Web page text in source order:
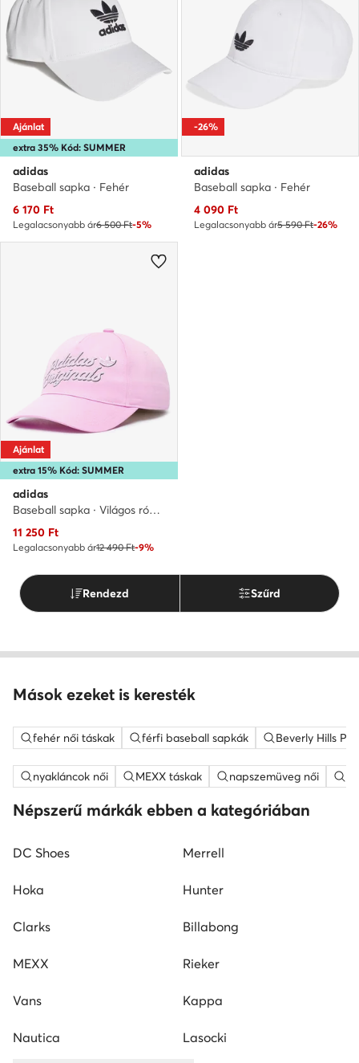
extra 35% Kód: SUMMER
Ajánlat
adidas
Baseball sapka · Fehér
Aktuális ár
6 170 Ft
Legalacsonyabb ár6 500 Ft-5%
-26%
adidas
Baseball sapka · Fehér
Aktuális ár
4 090 Ft
Legalacsonyabb ár5 590 Ft-26%
extra 15% Kód: SUMMER
Ajánlat
adidas
Baseball sapka · Világos rózsaszín
Aktuális ár
11 250 Ft
Legalacsonyabb ár12 490 Ft-9%
Rendezd Szűrd
Mások ezeket is keresték
fehér női táskak férfi baseball sapkák Beverly Hills
nyakláncok női MEXX táskak napszemüveg női
Népszerű márkák ebben a kategóriában
DC Shoes Merrell
Hoka Hunter
Clarks Billabong
MEXX Rieker
Vans Kappa
Nautica Lasocki